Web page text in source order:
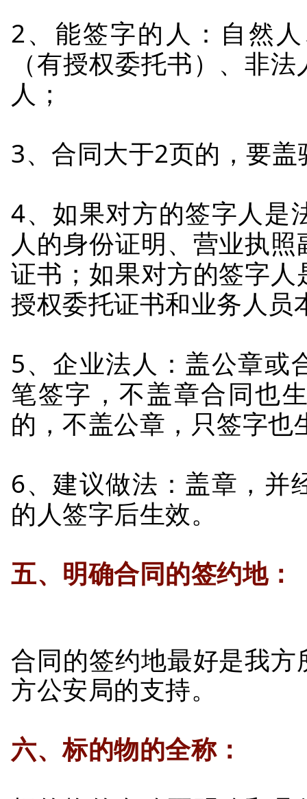
2、能签字的人：自然
（有授权委托书）、非
人；
3、合同大于2页的，要盖
4、如果对方的签字人是
人的身份证明、营业执
证书；如果对方的签字
授权委托证书和业务人员
5、企业法人：盖公章或
笔签字，不盖章合同也
的，不盖公章，只签字也
6、建议做法：盖章，并
的人签字后生效。
五、明确合同的签约地：
合同的签约地最好是我
方公安局的支持。
六、标的物的全称：